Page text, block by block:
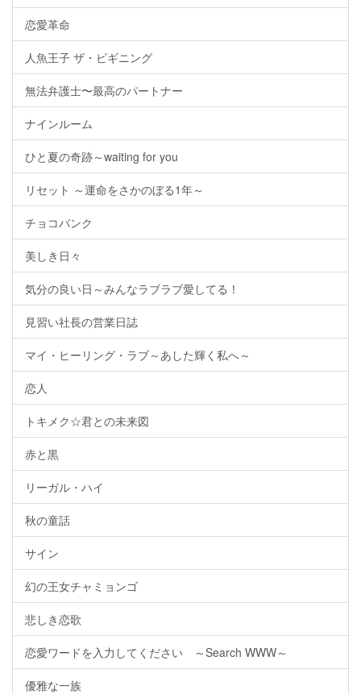
恋愛革命
人魚王子 ザ・ビギニング
無法弁護士〜最高のパートナー
ナインルーム
ひと夏の奇跡～waiting for you
リセット ～運命をさかのぼる1年～
チョコバンク
美しき日々
気分の良い日～みんなラブラブ愛してる！
見習い社長の営業日誌
マイ・ヒーリング・ラブ～あした輝く私へ～
恋人
トキメク☆君との未来図
赤と黒
リーガル・ハイ
秋の童話
サイン
幻の王女チャミョンゴ
悲しき恋歌
恋愛ワードを入力してください ～Search WWW～
優雅な一族